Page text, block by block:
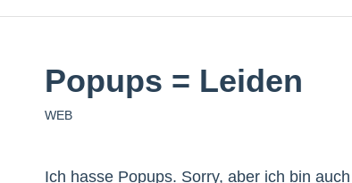
Popups = Leiden
WEB
Ich hasse Popups. Sorry, aber ich bin